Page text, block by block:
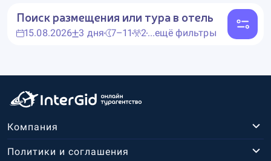
Поиск размещения или тура в отель
15.08.2026 3 дня 7–11 2...ещё фильтры
Компания
Политики и соглашения